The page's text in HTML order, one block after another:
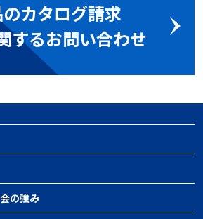
カタログ請求
するお問い合わせ
の強み